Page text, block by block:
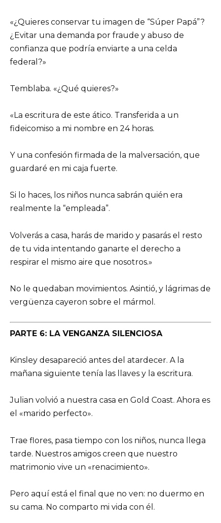
«¿Quieres conservar tu imagen de “Súper Papá”?
¿Evitar una demanda por fraude y abuso de
confianza que podría enviarte a una celda
federal?»
Temblaba. «¿Qué quieres?»
«La escritura de este ático. Transferida a un
fideicomiso a mi nombre en 24 horas.
Y una confesión firmada de la malversación, que
guardaré en mi caja fuerte.
Si lo haces, los niños nunca sabrán quién era
realmente la “empleada”.
Volverás a casa, harás de marido y pasarás el resto
de tu vida intentando ganarte el derecho a
respirar el mismo aire que nosotros.»
No le quedaban movimientos. Asintió, y lágrimas de
vergüenza cayeron sobre el mármol.
PARTE 6: LA VENGANZA SILENCIOSA
Kinsley desapareció antes del atardecer. A la
mañana siguiente tenía las llaves y la escritura.
Julian volvió a nuestra casa en Gold Coast. Ahora es
el «marido perfecto».
Trae flores, pasa tiempo con los niños, nunca llega
tarde. Nuestros amigos creen que nuestro
matrimonio vive un «renacimiento».
Pero aquí está el final que no ven: no duermo en
su cama. No comparto mi vida con él.